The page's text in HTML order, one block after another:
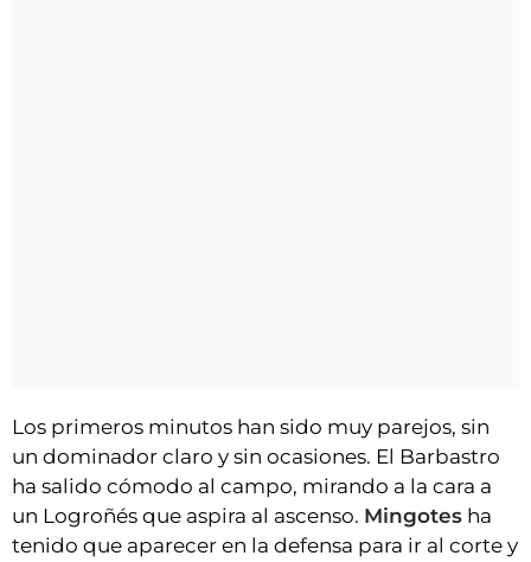
Los primeros minutos han sido muy parejos, sin
un dominador claro y sin ocasiones. El Barbastro
ha salido cómodo al campo, mirando a la cara a
un Logroñés que aspira al ascenso. Mingotes ha
tenido que aparecer en la defensa para ir al corte y